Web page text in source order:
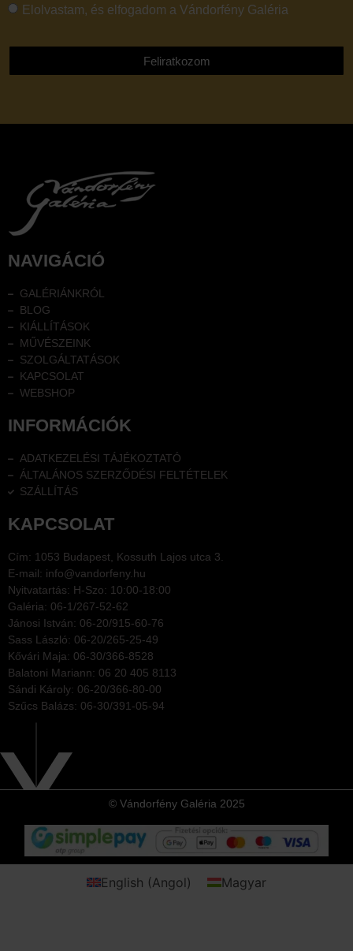
Elolvastam, és elfogadom a Vándorfény Galéria
Feliratkozom
NAVIGÁCIÓ
GALÉRIÁNKRÓL
BLOG
KIÁLLÍTÁSOK
MŰVÉSZEINK
SZOLGÁLTATÁSOK
KAPCSOLAT
WEBSHOP
INFORMÁCIÓK
ADATKEZELÉSI TÁJÉKOZTATÓ
ÁLTALÁNOS SZERZŐDÉSI FELTÉTELEK
SZÁLLÍTÁS
KAPCSOLAT
Cím: 1053 Budapest, Kossuth Lajos utca 3.
E-mail: info@vandorfeny.hu
Nyitvatartás: H-Szo: 10:00-18:00
Galéria: 06-1/267-52-62
Jánosi István: 06-20/915-60-76
Sass László: 06-20/265-25-49
Kővári Maja: 06-30/366-8528
Balatoni Mariann: 06 20 405 8113
Sándi Károly: 06-20/366-80-00
Szűcs Balázs: 06-30/391-05-94
© Vándorfény Galéria 2025
English (Angol) Magyar